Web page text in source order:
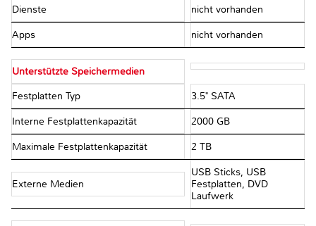
Dienste nicht vorhanden
Apps nicht vorhanden
Unterstützte Speichermedien
Festplatten Typ 3.5" SATA
Interne Festplattenkapazität 2000 GB
Maximale Festplattenkapazität 2 TB
Externe Medien
USB Sticks, USB
Festplatten, DVD
Laufwerk